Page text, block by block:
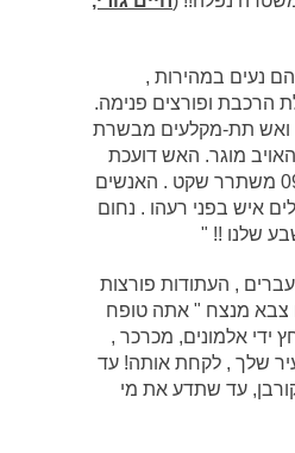
הם נעים במהירות ,
הרכבת ופורצים פנימה.
ואש תת-מקלעים מבשרת
מוגר. האש דועכת
והולכת. בשעה 09:15 משתרר שקט . האנשים
איש בפני רעהו . נחום
שלנו !! "
, העתודות פורצות
צבא מנצח " אתה טופח
ידי אלמונים, מכרכר ,
שלך , לקחת אותה! עד
עד שתדע את מי